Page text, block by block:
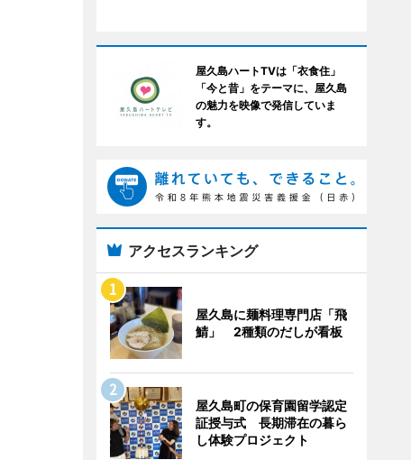
屋久島ハートTVは「衣食住」
「今と昔」をテーマに、屋久島
の魅力を映像で発信していま
す。
アクセスランキング
屋久島に麺料理専門店「飛
鯖」 2種類のだしが看板
屋久島町の保育園留学認定
証授与式 長期滞在の暮ら
し体験プロジェクト